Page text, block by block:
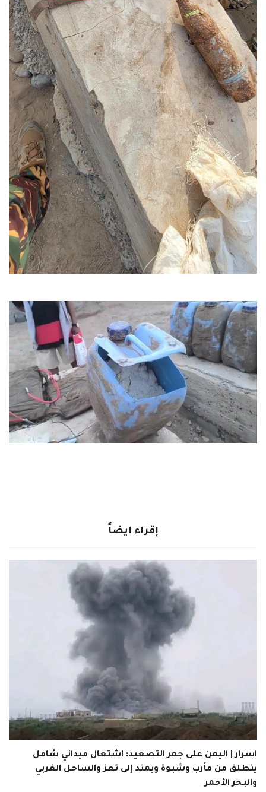
إقراء ايضاً
اسرار | اليمن على جمر التصعيد: اشتعال ميداني شامل
ينطلق من مأرب وشبوة ويمتد إلى تعز والساحل الغربي
والبحر الأحمر